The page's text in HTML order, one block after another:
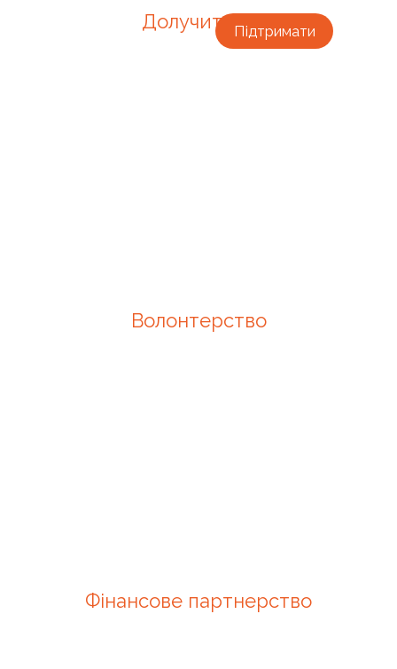
Підтримати
Долучитися
Волонтерство
Фінансове партнерство